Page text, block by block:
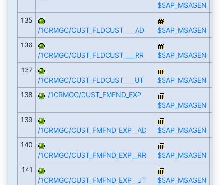
$SAP_MSAGEN
135
/1CRMGC/CUST_FLDCUST____AD
$SAP_MSAGEN
136
/1CRMGC/CUST_FLDCUST____RR
$SAP_MSAGEN
137
/1CRMGC/CUST_FLDCUST____UT
$SAP_MSAGEN
138
/1CRMGC/CUST_FMFND_EXP
$SAP_MSAGEN
139
/1CRMGC/CUST_FMFND_EXP__AD
$SAP_MSAGEN
140
/1CRMGC/CUST_FMFND_EXP__RR
$SAP_MSAGEN
141
/1CRMGC/CUST_FMFND_EXP__UT
$SAP_MSAGEN